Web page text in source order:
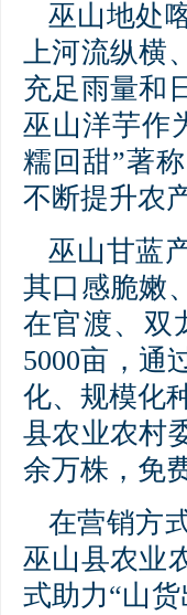
巫山地处
上河流纵横
充足雨量和
巫山洋芋作
糯回甜”著
不断提升农
巫山甘蓝
其口感脆嫩
在官渡、双
5000亩，通
化、规模化
县农业农村
余万株，免
在营销方
巫山县农业
式助力“山